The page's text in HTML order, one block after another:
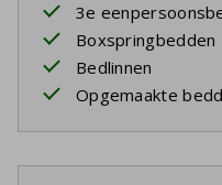
3e
Boxspringbedden
Bedlinnen
Opgemaakte